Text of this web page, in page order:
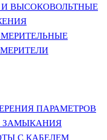
ВЫСОКОВОЛЬТНЫЕ
ПАРАМЕТРОВ
ЗАМЫКАНИЯ
С КАБЕЛЕМ